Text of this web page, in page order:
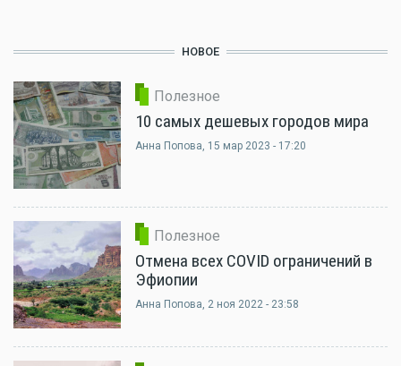
НОВОЕ
Полезное
10 самых дешевых городов мира
Анна Попова, 15 мар 2023 - 17:20
Полезное
Отмена всех COVID ограничений в
Эфиопии
Анна Попова, 2 ноя 2022 - 23:58